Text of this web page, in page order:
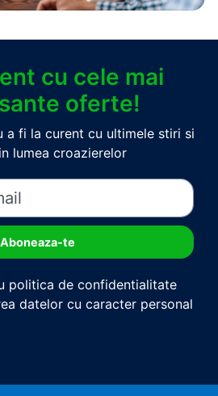
cu cele mai
oferte!
a fi la curent cu ultimele stiri si
lumea croazierelor
politica de confidentialitate
datelor cu caracter personal